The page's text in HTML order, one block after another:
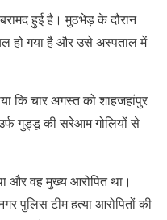
हुई है। मुठभेड़ के दौरान
हो गया है और उसे अस्पताल में
कि चार अगस्त को शाहजहांपुर
गुड्डू की सरेआम गोलियों से
और वह मुख्य आरोपित था।
पुलिस टीम हत्या आरोपितों की